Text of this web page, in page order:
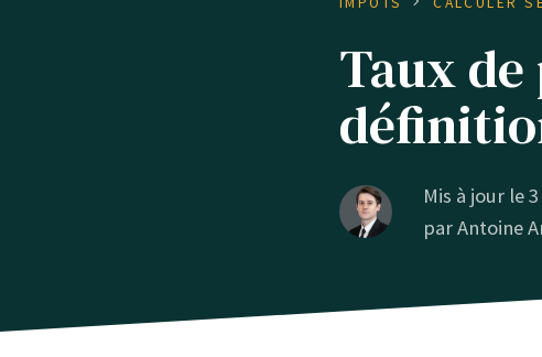
Taux
Mis à jour le
parAntoine